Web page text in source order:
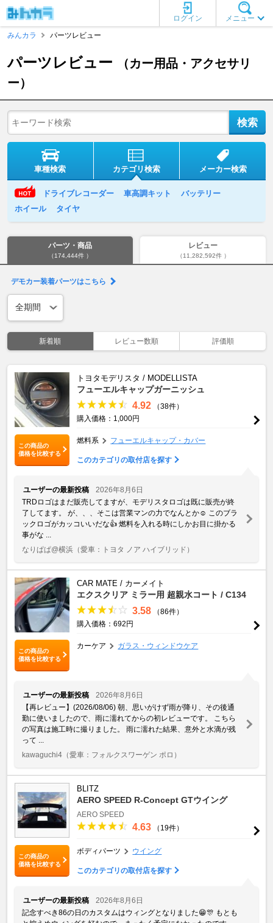
メニュー
ログイン
みんカラ
パーツレビュー
パーツレビュー
（カー用品・アクセサリ
ー）
車種検索 カテゴリ検索 メーカー検索
ドライブレコーダー 車高調キット
バッテリー
ホイール
タイヤ
パーツ・商品
（174,444件 ）
レビュー
（11,282,592件 ）
デモカー装着パーツはこちら
新着順 レビュー数順 評価順
この商品の
価格を比較する
トヨタモデリスタ / MODELLISTA
フューエルキャップガーニッシュ
4.92
（38件）
購入価格：1,000円
燃料系 フューエルキャップ・カバー
このカテゴリの取付店を探す
ユーザーの最新投稿
2026年8月6日
TRDロゴはまだ販売してますが、モデリスタロゴは既に販売が終
了してます。 が、、、そこは営業マンの力でなんとか☺️ このブラ
ックロゴがカッコいいだな👍 燃料を入れる時にしかお目に掛かる
事がな ...
なりぱぱ@横浜 （愛車：トヨタ ノア ハイブリッド）
この商品の
価格を比較する
CAR MATE / カーメイト
エクスクリア ミラー用 超親水コート / C134
3.58
（86件）
購入価格：692円
カーケア ガラス・ウィンドウケア
ユーザーの最新投稿
2026年8月6日
【再レビュー】(2026/08/06) 朝、思いがけず雨が降り、その後通
勤に使いましたので、雨に濡れてからの初レビューです。 こちら
の写真は施工時に撮りました。 雨に濡れた結果、意外と水滴が残
って ...
kawaguchi4 （愛車：フォルクスワーゲン ポロ）
この商品の
価格を比較する
BLITZ
AERO SPEED R-Concept GTウイング
AERO SPEED
4.63 （19件）
ボディパーツ ウイング
このカテゴリの取付店を探す
ユーザーの最新投稿
2026年8月6日
記念すべき86の日のカスタムはウィングとなりました😁🎊 もとも